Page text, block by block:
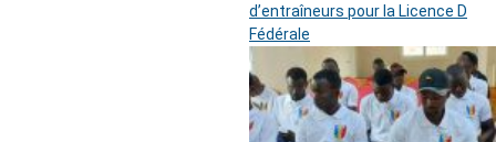
d’entraîneurs pour la Licence D
Fédérale